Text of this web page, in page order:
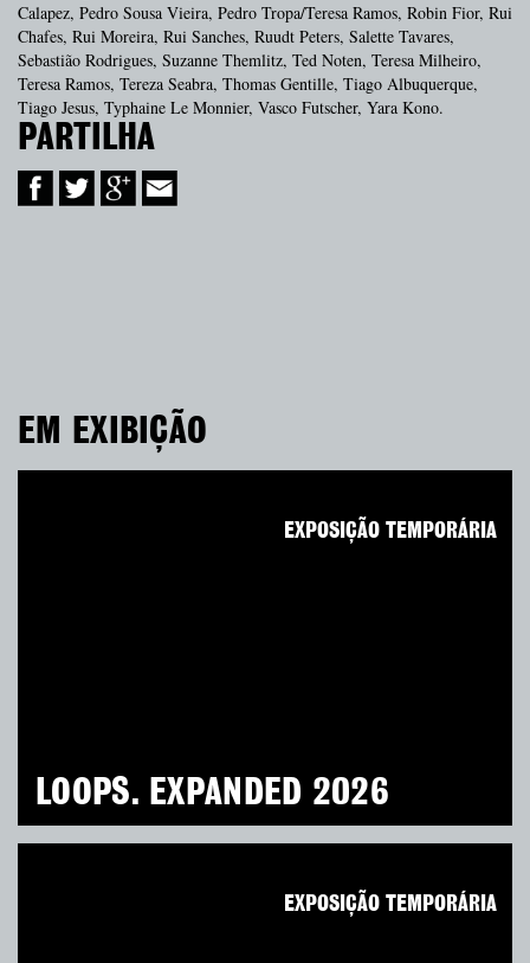
Calapez, Pedro Sousa Vieira, Pedro Tropa/Teresa Ramos, Robin Fior, Rui
Chafes, Rui Moreira, Rui Sanches, Ruudt Peters, Salette Tavares,
Sebastião Rodrigues, Suzanne Themlitz, Ted Noten, Teresa Milheiro,
Teresa Ramos, Tereza Seabra, Thomas Gentille, Tiago Albuquerque,
Tiago Jesus, Typhaine Le Monnier, Vasco Futscher, Yara Kono.
PARTILHA
EM EXIBIÇÃO
LOOPS. EXPANDED 2026
EXPOSIÇÃO TEMPORÁRIA
EXPOSIÇÃO TEMPORÁRIA